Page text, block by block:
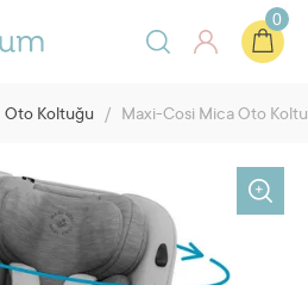
0
Oto Koltuğu / Maxi-Cosi Mica Oto